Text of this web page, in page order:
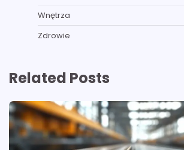
Wnętrza
Zdrowie
Related Posts